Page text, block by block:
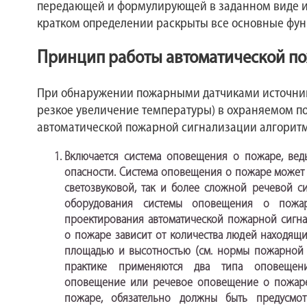
передающей и формулирующей в заданном виде
кратком определении раскрыты все основные
Принцип работы автоматической
При обнаружении пожарными датчиками
резкое увеличение температуры) в охраняемом
автоматической пожарной сигнализации
Включается система оповещения о пожаре,
опасности. Система оповещения о пожаре
светозвуковой, так и более сложной речевой
оборудования системы оповещения о
проектирования автоматической пожарной
о пожаре зависит от количества людей
площадью и высотностью (см. нормы пожарной
практике применяются два типа
оповещение или речевое оповещение о
пожаре, обязательно должны быть